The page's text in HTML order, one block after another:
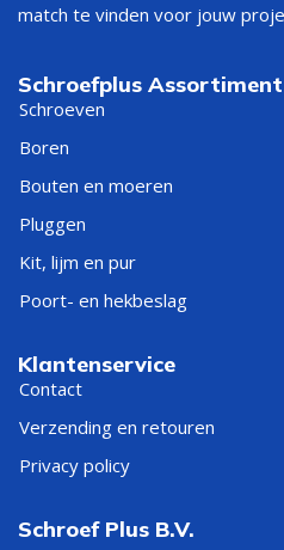
match te vinden voor jouw
Schroefplus Assortiment
Schroeven
Boren
Bouten en moeren
Pluggen
Kit, lijm en pur
Poort- en hekbeslag
Klantenservice
Contact
Verzending en retouren
Privacy policy
Schroef Plus B.V.